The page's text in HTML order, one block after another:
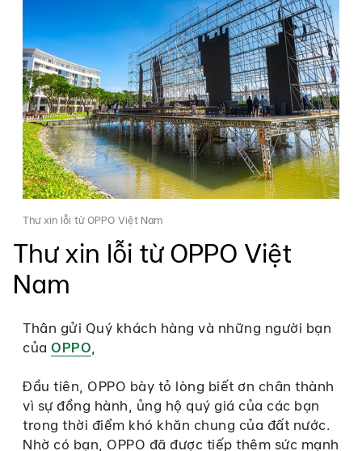
Thư xin lỗi từ OPPO Việt Nam
Thư xin lỗi từ OPPO Việt
Nam
Thân gửi Quý khách hàng và những người bạn
của OPPO
Đầu tiên, OPPO bày tỏ lòng biết ơn chân thành
vì sự đồng hành, ủng hộ quý giá của các bạn
trong thời điểm khó khăn chung của đất nước.
Nhờ có bạn, OPPO đã được tiếp thêm sức mạnh